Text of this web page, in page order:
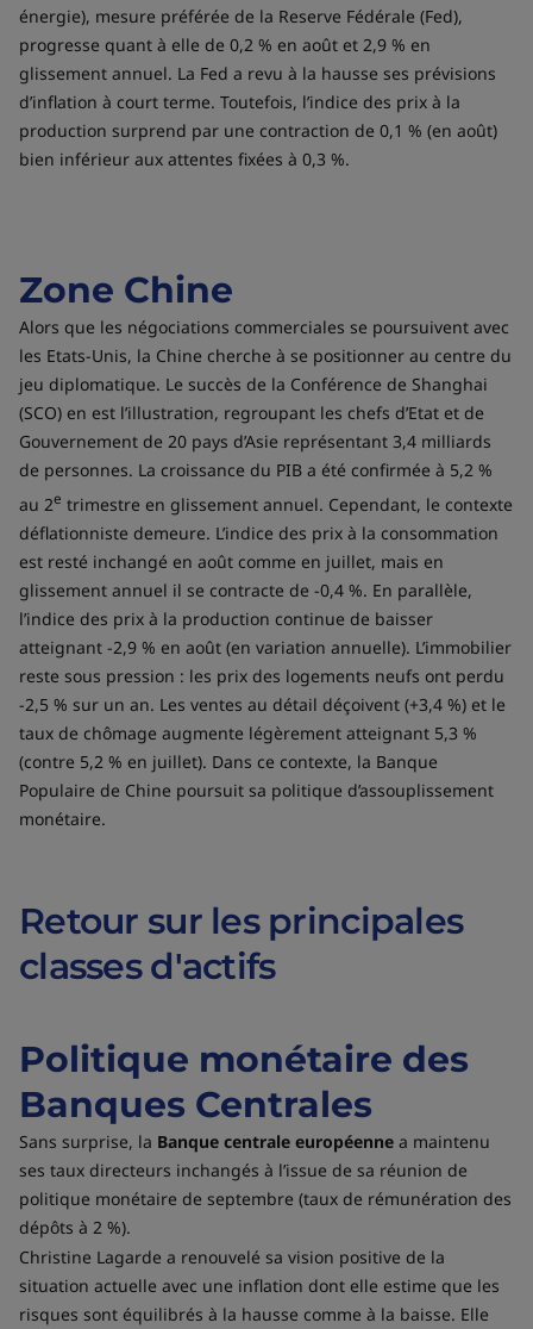
énergie), mesure préférée de la Reserve Fédérale (Fed),
progresse quant à elle de 0,2 % en août et 2,9 % en
glissement annuel. La Fed a revu à la hausse ses prévisions
d’inflation à court terme. Toutefois, l’indice des prix à la
production surprend par une contraction de 0,1 % (en août)
bien inférieur aux attentes fixées à 0,3 %.
Zone Chine
Alors que les négociations commerciales se poursuivent avec
les Etats-Unis, la Chine cherche à se positionner au centre du
jeu diplomatique. Le succès de la Conférence de Shanghai
(SCO) en est l’illustration, regroupant les chefs d’Etat et de
Gouvernement de 20 pays d’Asie représentant 3,4 milliards
de personnes. La croissance du PIB a été confirmée à 5,2 %
au 2e trimestre en glissement annuel. Cependant, le contexte
déflationniste demeure. L’indice des prix à la consommation
est resté inchangé en août comme en juillet, mais en
glissement annuel il se contracte de -0,4 %. En parallèle,
l’indice des prix à la production continue de baisser
atteignant -2,9 % en août (en variation annuelle). L’immobilier
reste sous pression : les prix des logements neufs ont perdu
-2,5 % sur un an. Les ventes au détail déçoivent (+3,4 %) et le
taux de chômage augmente légèrement atteignant 5,3 %
(contre 5,2 % en juillet). Dans ce contexte, la Banque
Populaire de Chine poursuit sa politique d’assouplissement
monétaire.
Retour sur les principales
classes d'actifs
Politique monétaire des
Banques Centrales
Sans surprise, la Banque centrale européenne a maintenu
ses taux directeurs inchangés à l’issue de sa réunion de
politique monétaire de septembre (taux de rémunération des
dépôts à 2 %).
Christine Lagarde a renouvelé sa vision positive de la
situation actuelle avec une inflation dont elle estime que les
risques sont équilibrés à la hausse comme à la baisse. Elle